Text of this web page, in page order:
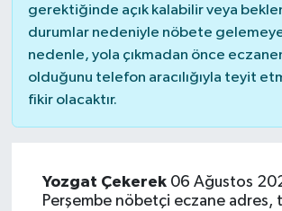
gerektiğinde açık kalabilir veya
durumlar nedeniyle nöbete
nedenle, yola çıkmadan önce
olduğunu telefon aracılığıyla teyit
fikir olacaktır.
Yozgat Çekerek06 Ağustos
Perşembe nöbetçi eczane adres,